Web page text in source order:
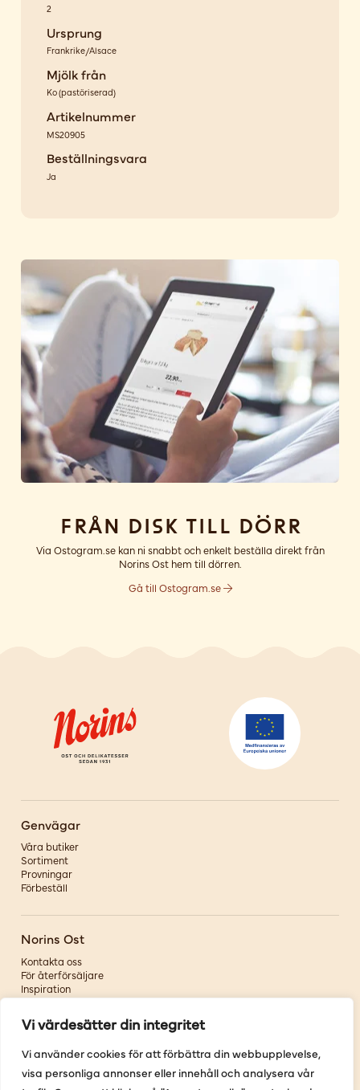
Vi värdesätter din integritet
Vi använder cookies för att förbättra din webbupplevelse,
visa personliga annonser eller innehåll och analysera vår
2
Ursprung
Frankrike/Alsace
Mjölk från
Ko(pastöriserad)
Artikelnummer
MS20905
Beställningsvara
Ja
Från disk till dörr
Via Ostogram.se kan ni snabbt och enkelt beställa direkt från
Norins Ost hem till dörren.
Gå till Ostogram.se
Genvägar
Våra butiker
Sortiment
Provningar
Förbeställ
Norins Ost
Kontakta oss
För återförsäljare
Inspiration
Om oss
Följ oss
Facebook